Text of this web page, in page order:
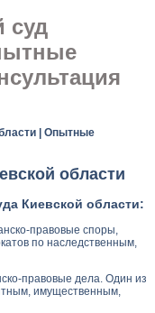
суд
| Опытные
области
Киевской области:
правовые споры,
по наследственным,
правовые дела. Один из
имущественным,